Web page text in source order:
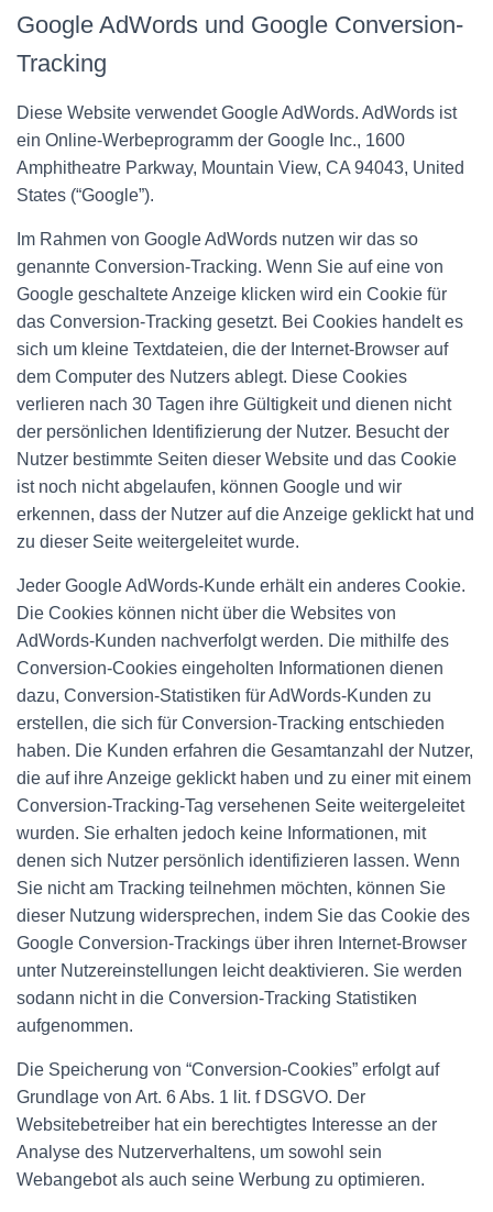
Google AdWords und Google Conversion-
Tracking
Diese Website verwendet Google AdWords. AdWords ist
ein Online-Werbeprogramm der Google Inc., 1600
Amphitheatre Parkway, Mountain View, CA 94043, United
States (“Google”).
Im Rahmen von Google AdWords nutzen wir das so
genannte Conversion-Tracking. Wenn Sie auf eine von
Google geschaltete Anzeige klicken wird ein Cookie für
das Conversion-Tracking gesetzt. Bei Cookies handelt es
sich um kleine Textdateien, die der Internet-Browser auf
dem Computer des Nutzers ablegt. Diese Cookies
verlieren nach 30 Tagen ihre Gültigkeit und dienen nicht
der persönlichen Identifizierung der Nutzer. Besucht der
Nutzer bestimmte Seiten dieser Website und das Cookie
ist noch nicht abgelaufen, können Google und wir
erkennen, dass der Nutzer auf die Anzeige geklickt hat und
zu dieser Seite weitergeleitet wurde.
Jeder Google AdWords-Kunde erhält ein anderes Cookie.
Die Cookies können nicht über die Websites von
AdWords-Kunden nachverfolgt werden. Die mithilfe des
Conversion-Cookies eingeholten Informationen dienen
dazu, Conversion-Statistiken für AdWords-Kunden zu
erstellen, die sich für Conversion-Tracking entschieden
haben. Die Kunden erfahren die Gesamtanzahl der Nutzer,
die auf ihre Anzeige geklickt haben und zu einer mit einem
Conversion-Tracking-Tag versehenen Seite weitergeleitet
wurden. Sie erhalten jedoch keine Informationen, mit
denen sich Nutzer persönlich identifizieren lassen. Wenn
Sie nicht am Tracking teilnehmen möchten, können Sie
dieser Nutzung widersprechen, indem Sie das Cookie des
Google Conversion-Trackings über ihren Internet-Browser
unter Nutzereinstellungen leicht deaktivieren. Sie werden
sodann nicht in die Conversion-Tracking Statistiken
aufgenommen.
Die Speicherung von “Conversion-Cookies” erfolgt auf
Grundlage von Art. 6 Abs. 1 lit. f DSGVO. Der
Websitebetreiber hat ein berechtigtes Interesse an der
Analyse des Nutzerverhaltens, um sowohl sein
Webangebot als auch seine Werbung zu optimieren.